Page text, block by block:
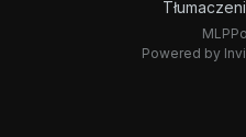
Powered by